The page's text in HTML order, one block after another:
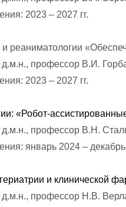
2023 – 2027 гг.
реаниматологии
д.м.н., профессор В.И.
2023 – 2027 гг.
«Робот-
д.м.н., профессор В.Н.
январь 2024 – декабрь
и клинической
д.м.н., профессор Н.В.